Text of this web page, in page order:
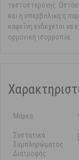
τεστοστερόνης.
και η υπερβολική ή
καφεΐνη ενδέχεται να
ορμονική ισορροπία.
Μάρκα:
Συστατικά
Συμπληρώματος
Διατροφής: